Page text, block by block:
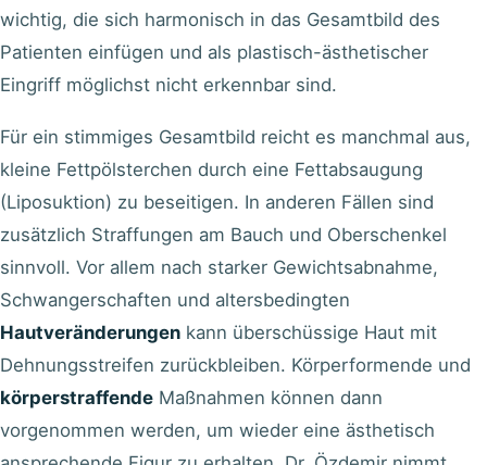
wichtig, die sich harmonisch in das Gesamtbild des
Patienten einfügen und als plastisch-ästhetischer
Eingriff möglichst nicht erkennbar sind.
Für ein stimmiges Gesamtbild reicht es manchmal aus,
kleine Fettpölsterchen durch eine Fettabsaugung
(Liposuktion) zu beseitigen. In anderen Fällen sind
zusätzlich Straffungen am Bauch und Oberschenkel
sinnvoll. Vor allem nach starker Gewichtsabnahme,
Schwangerschaften und altersbedingten
Hautveränderungen kann überschüssige Haut mit
Dehnungsstreifen zurückbleiben. Körperformende und
körperstraffende Maßnahmen können dann
vorgenommen werden, um wieder eine ästhetisch